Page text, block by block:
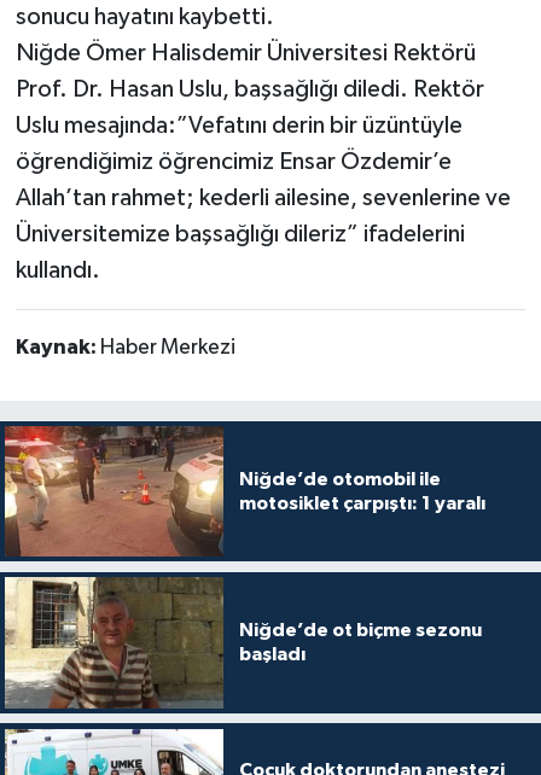
sonucu hayatını kaybetti.
Niğde Ömer Halisdemir Üniversitesi Rektörü
Prof. Dr. Hasan Uslu, başsağlığı diledi. Rektör
Uslu mesajında:”Vefatını derin bir üzüntüyle
öğrendiğimiz öğrencimiz Ensar Özdemir’e
Allah’tan rahmet; kederli ailesine, sevenlerine ve
Üniversitemize başsağlığı dileriz” ifadelerini
kullandı.
Kaynak: Haber Merkezi
Niğde’de otomobil ile
motosiklet çarpıştı: 1 yaralı
Niğde’de ot biçme sezonu
başladı
Çocuk doktorundan anestezi